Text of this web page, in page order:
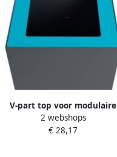
V-part top voor modulaire
afvalbak 85 l en 90 l blauw
2 webshops
€ 28,17